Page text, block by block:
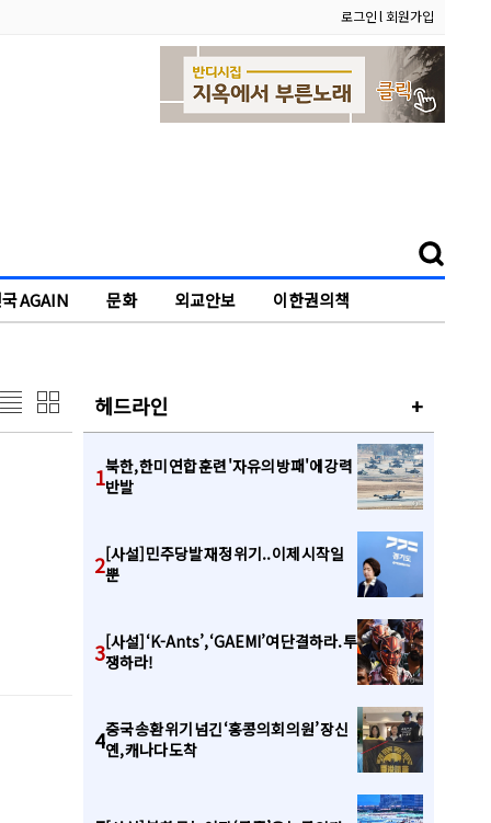
로그인l 회원가입
AGAIN 문화 외교안보
이한권의책
헤드라인 +
북한, 한미 연합 훈련 '자유의 방패'에 강력
반발
1
[사설] 민주당발 재정 위기.. 이제 시작일
뿐
2
[사설] ‘K-Ants’, ‘GAEMI’여 단결하라. 투
쟁하라!
3
중국 송환 위기 넘긴 ‘홍콩의회 의원’ 장신
옌, 캐나다 도착
4